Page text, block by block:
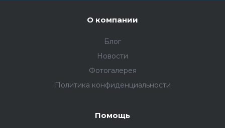
О компании
Блог
Новости
Фотогалерея
Политика конфиденциальности
Помощь